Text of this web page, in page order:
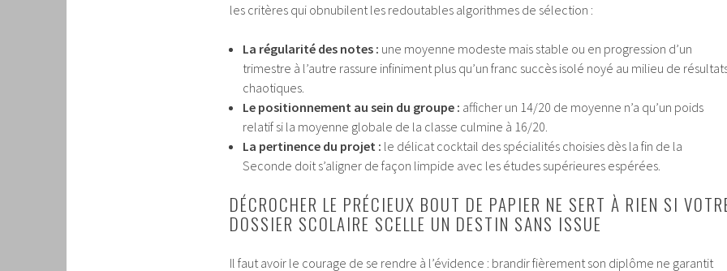
les critères qui obnubilent les redoutables algorithmes de sélection :
La régularité des notes : une moyenne modeste mais stable ou en progression d’un
trimestre à l’autre rassure infiniment plus qu’un franc succès isolé noyé au milieu de
chaotiques.
Le positionnement au sein du groupe : afficher un 14/20 de moyenne n’a qu’un poids
relatif si la moyenne globale de la classe culmine à 16/20.
La pertinence du projet : le délicat cocktail des spécialités choisies dès la fin de la
Seconde doit s’aligner de façon limpide avec les études supérieures espérées.
DÉCROCHER LE PRÉCIEUX BOUT DE PAPIER NE SERT À RIEN SI
DOSSIER SCOLAIRE SCELLE UN DESTIN SANS ISSUE
Il faut avoir le courage de se rendre à l’évidence : brandir fièrement son diplôme ne garantit